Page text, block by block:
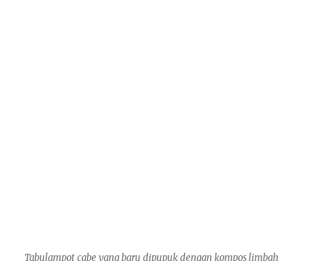
Tabulampot cabe yang baru dipupuk dengan kompos limbah